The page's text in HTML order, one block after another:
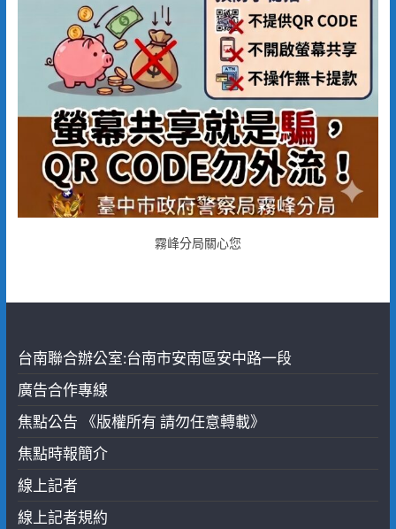
霧峰分局關心您
台南聯合辦公室:台南市安南區安中路一段
廣告合作專線
焦點公告 《版權所有 請勿任意轉載》
焦點時報簡介
線上記者
線上記者規約